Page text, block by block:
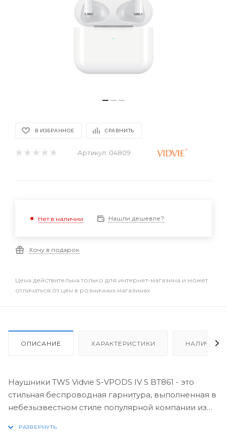
В ИЗБРАННОЕ СРАВНИТЬ
Артикул: 04809
Нет в наличии Нашли дешевле?
Хочу в подарок
Цена действительна только для интернет-магазина и может
отличаться от цен в розничных магазинах
ОПИСАНИЕ ХАРАКТЕРИСТИКИ НАЛИЧИЕ
Наушники TWS Vidvie S-VPODS IV S BT861 - это
стильная беспроводная гарнитура, выполненная в
небезызвестном стиле популярной компании из